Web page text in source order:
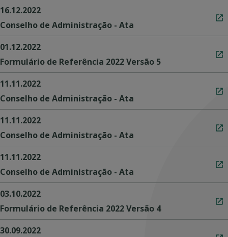
16.12.2022
Conselho de Administração - Ata
01.12.2022
Formulário de Referência 2022 Versão 5
11.11.2022
Conselho de Administração - Ata
11.11.2022
Conselho de Administração - Ata
11.11.2022
Conselho de Administração - Ata
03.10.2022
Formulário de Referência 2022 Versão 4
30.09.2022